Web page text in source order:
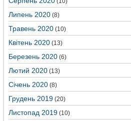
Липень 2020 (8)
Травень 2020 (10)
Квітень 2020 (13)
Березень 2020 (6)
Лютий 2020 (13)
Січень 2020 (8)
Грудень 2019 (20)
Листопад 2019 (10)